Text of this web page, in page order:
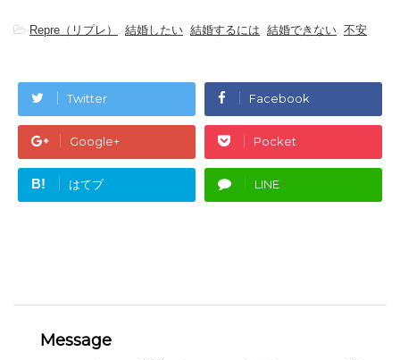
-Repre（リプレ） 結婚したい 結婚するには 結婚できない 不安
Twitter Facebook
Google+ Pocket
B! はてブ LINE
Message